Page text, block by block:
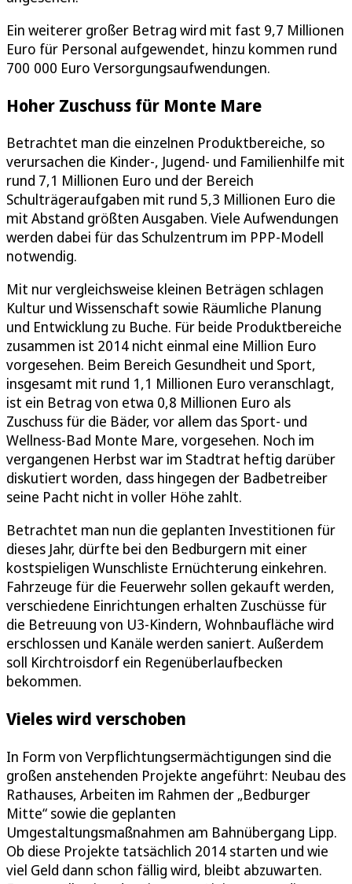
Ein weiterer großer Betrag wird mit fast 9,7 Millionen
Euro für Personal aufgewendet, hinzu kommen rund
700 000 Euro Versorgungsaufwendungen.
Hoher Zuschuss für Monte Mare
Betrachtet man die einzelnen Produktbereiche, so
verursachen die Kinder-, Jugend- und Familienhilfe mit
rund 7,1 Millionen Euro und der Bereich
Schulträgeraufgaben mit rund 5,3 Millionen Euro die
mit Abstand größten Ausgaben. Viele Aufwendungen
werden dabei für das Schulzentrum im PPP-Modell
notwendig.
Mit nur vergleichsweise kleinen Beträgen schlagen
Kultur und Wissenschaft sowie Räumliche Planung
und Entwicklung zu Buche. Für beide Produktbereiche
zusammen ist 2014 nicht einmal eine Million Euro
vorgesehen. Beim Bereich Gesundheit und Sport,
insgesamt mit rund 1,1 Millionen Euro veranschlagt,
ist ein Betrag von etwa 0,8 Millionen Euro als
Zuschuss für die Bäder, vor allem das Sport- und
Wellness-Bad Monte Mare, vorgesehen. Noch im
vergangenen Herbst war im Stadtrat heftig darüber
diskutiert worden, dass hingegen der Badbetreiber
seine Pacht nicht in voller Höhe zahlt.
Betrachtet man nun die geplanten Investitionen für
dieses Jahr, dürfte bei den Bedburgern mit einer
kostspieligen Wunschliste Ernüchterung einkehren.
Fahrzeuge für die Feuerwehr sollen gekauft werden,
verschiedene Einrichtungen erhalten Zuschüsse für
die Betreuung von U3-Kindern, Wohnbaufläche wird
erschlossen und Kanäle werden saniert. Außerdem
soll Kirchtroisdorf ein Regenüberlaufbecken
bekommen.
Vieles wird verschoben
In Form von Verpflichtungsermächtigungen sind die
großen anstehenden Projekte angeführt: Neubau des
Rathauses, Arbeiten im Rahmen der „Bedburger
Mitte“ sowie die geplanten
Umgestaltungsmaßnahmen am Bahnübergang Lipp.
Ob diese Projekte tatsächlich 2014 starten und wie
viel Geld dann schon fällig wird, bleibt abzuwarten.